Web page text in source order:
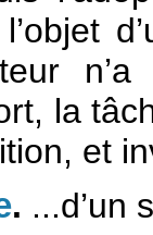
la
et
. ...d’un